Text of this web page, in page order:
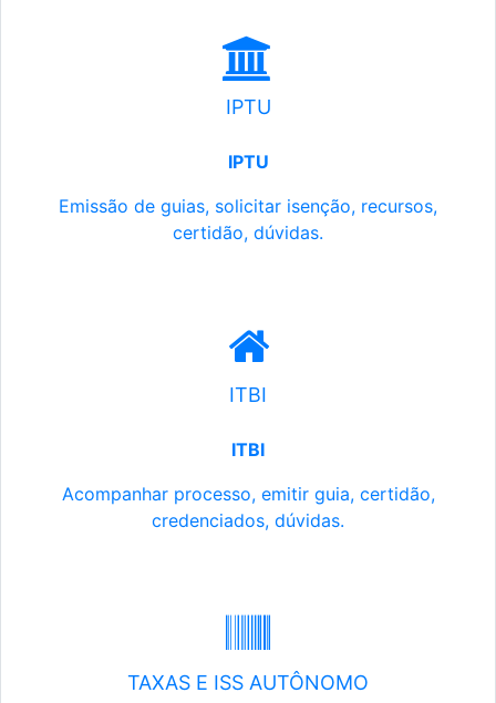
IPTU
IPTU
Emissão de guias, solicitar isenção, recursos,
certidão, dúvidas.
ITBI
ITBI
Acompanhar processo, emitir guia, certidão,
credenciados, dúvidas.
TAXAS E ISS AUTÔNOMO